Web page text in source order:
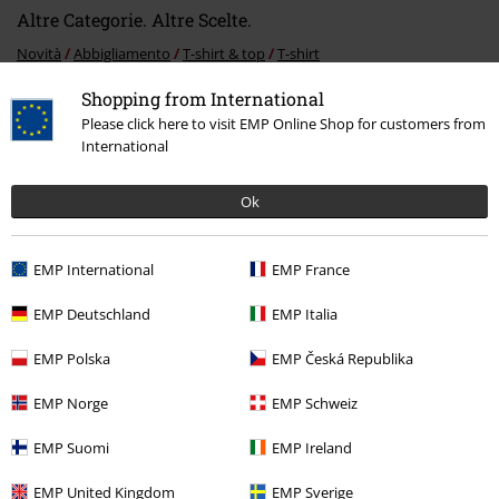
Shopping from International
Please click here to visit EMP Online Shop for customers from
International
Ok
EMP International EMP France
EMP Deutschland EMP Italia
EMP Polska EMP Česká Republika
EMP Norge EMP Schweiz
EMP Suomi EMP Ireland
EMP United Kingdom EMP Sverige
Altre Categorie. Altre Scelte.
Novità Abbigliamento T-shirt & top T-shirt
Gaming Merch Gaming Top Nintendo Abbigliamento
Gaming Merch Gaming Top
T-shirt
Newsletter
Iscriviti ora e ricevi un buono sconto del 15%!